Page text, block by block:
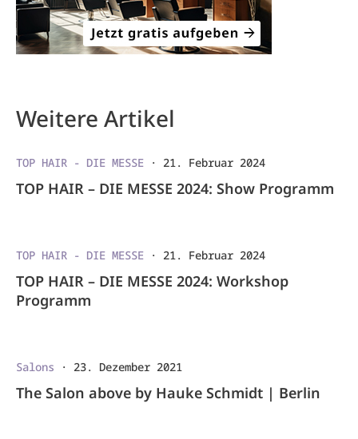
Weitere Artikel
TOP HAIR - DIE MESSE · 21. Februar 2024
TOP HAIR – DIE MESSE 2024: Show Programm
TOP HAIR - DIE MESSE · 21. Februar 2024
TOP HAIR – DIE MESSE 2024: Workshop
Programm
Salons · 23. Dezember 2021
The Salon above by Hauke Schmidt | Berlin